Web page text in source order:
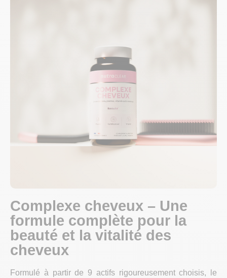
Complexe cheveux – Une
formule complète pour la
beauté et la vitalité des
cheveux
Formulé à partir de 9 actifs rigoureusement choisis, le